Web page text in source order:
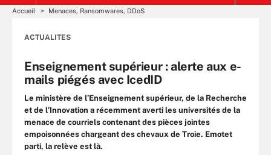
Accueil Menaces, Ransomwares, DDoS
ACTUALITES
Enseignement supérieur : alerte aux e-
mails piégés avec IcedID
Le ministère de l’Enseignement supérieur, de la Recherche
et de l’Innovation a récemment averti les universités de la
menace de courriels contenant des pièces jointes
empoisonnées chargeant des chevaux de Troie. Emotet
parti, la relève est là.